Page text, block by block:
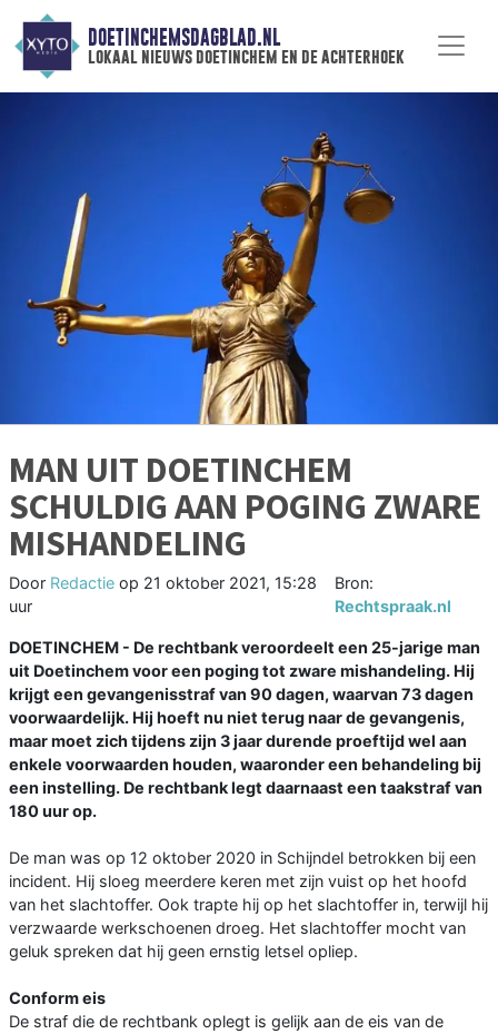
DOETINCHEMSDAGBLAD.NL
lokaal nieuws doetinchem en de achterhoek
MAN UIT DOETINCHEM
SCHULDIG AAN POGING ZWARE
MISHANDELING
Door Redactie op 21 oktober 2021, 15:28
uur
Bron:
Rechtspraak.nl
DOETINCHEM - De rechtbank veroordeelt een 25-jarige man
uit Doetinchem voor een poging tot zware mishandeling. Hij
krijgt een gevangenisstraf van 90 dagen, waarvan 73 dagen
voorwaardelijk. Hij hoeft nu niet terug naar de gevangenis,
maar moet zich tijdens zijn 3 jaar durende proeftijd wel aan
enkele voorwaarden houden, waaronder een behandeling bij
een instelling. De rechtbank legt daarnaast een taakstraf van
180 uur op.
De man was op 12 oktober 2020 in Schijndel betrokken bij een
incident. Hij sloeg meerdere keren met zijn vuist op het hoofd
van het slachtoffer. Ook trapte hij op het slachtoffer in, terwijl hij
verzwaarde werkschoenen droeg. Het slachtoffer mocht van
geluk spreken dat hij geen ernstig letsel opliep.
Conform eis
De straf die de rechtbank oplegt is gelijk aan de eis van de